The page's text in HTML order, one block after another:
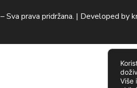
– Sva prava pridržana. | Developed by
Više